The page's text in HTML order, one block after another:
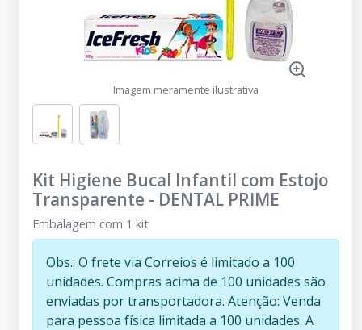
Imagem meramente ilustrativa
Kit Higiene Bucal Infantil com Estojo
Transparente - DENTAL PRIME
Embalagem com 1 kit
Obs.: O frete via Correios é limitado a 100
unidades. Compras acima de 100 unidades são
enviadas por transportadora. Atenção: Venda
para pessoa física limitada a 100 unidades. A